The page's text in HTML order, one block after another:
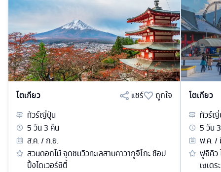
โตเกียว แชร์
ถูกใจ
ทัวร์ญี่ปุ่น
5วัน3 คืน
ส.ค. / ก.ย.
สวนดอกไม้ จุดชมวิวทะเลสาบคาวากูจิโกะ ช้อป
ปิ้งไดเวอร์ซิตี้
โตเกียว
ทัวร์ญี่
5วัน3
พ.ค. /
ฟูจิคิว
เซเดระ